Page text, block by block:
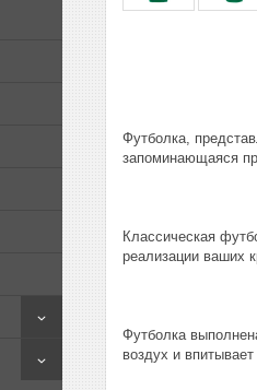
Футболка,
запоминающаяся
Классическая
реализации ваших
Футболка
воздух и впитывает